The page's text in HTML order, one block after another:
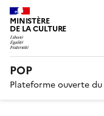
MINISTÈRE
DE LA CULTURE
POP
Plateforme ouverte